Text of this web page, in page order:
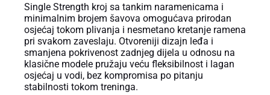
Single Strength kroj sa tankim naramenicama i
minimalnim brojem šavova omogućava prirodan
osjećaj tokom plivanja i nesmetano kretanje ramena
pri svakom zaveslaju. Otvoreniji dizajn leđa i
smanjena pokrivenost zadnjeg dijela u odnosu na
klasične modele pružaju veću fleksibilnost i lagan
osjećaj u vodi, bez kompromisa po pitanju
stabilnosti tokom treninga.